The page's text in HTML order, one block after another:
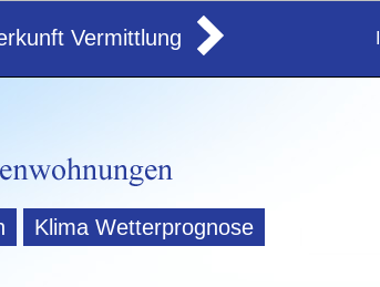
Vermittlung
Klima Wetterprognose